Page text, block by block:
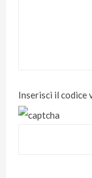
Inserisci il codice